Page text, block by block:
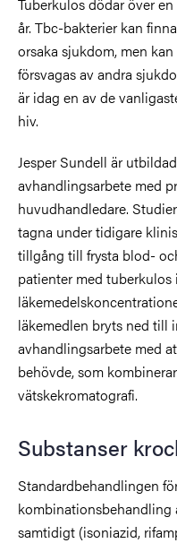
år. Tbc-bakterier kan
orsaka sjukdom, men
försvagas av andra
är idag en av de
hiv.
Jesper Sundell är
avhandlingsarbete med
huvudhandledare.
tagna under tidigare
tillgång till frysta blod-
patienter med
läkemedlen bryts ned till
avhandlingsarbete med
behövde, som
vätskekromatografi.
Substanser
Standardbehandlingen
kombinationsbehandling
samtidigt (isoniazid,